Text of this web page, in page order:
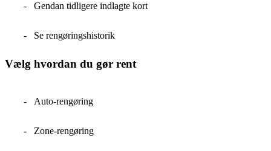
Gendan tidligere indlagte kort
Se rengøringshistorik
Vælg hvordan du gør rent
Auto-rengøring
Zone-rengøring